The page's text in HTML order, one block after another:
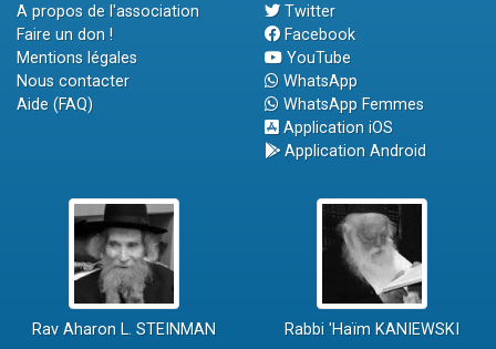
A propos de l'association
Faire un don !
Mentions légales
Nous contacter
Aide (FAQ)
Twitter
Facebook
YouTube
WhatsApp
WhatsApp Femmes
Application iOS
Application Android
Rav Aharon L. STEINMAN Rabbi 'Haïm KANIEWSKI